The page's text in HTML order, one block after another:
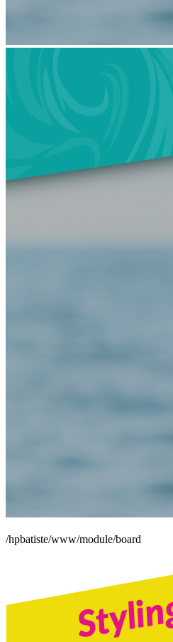
/hpbatiste/www/module/board